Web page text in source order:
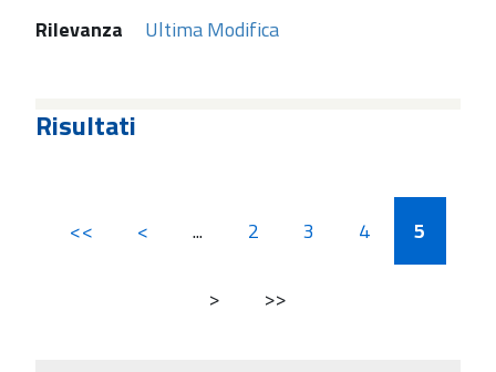
Rilevanza Ultima Modifica
Risultati
<< < ... 2 3 4 5
> >>